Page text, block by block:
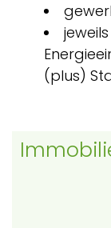
(plus)